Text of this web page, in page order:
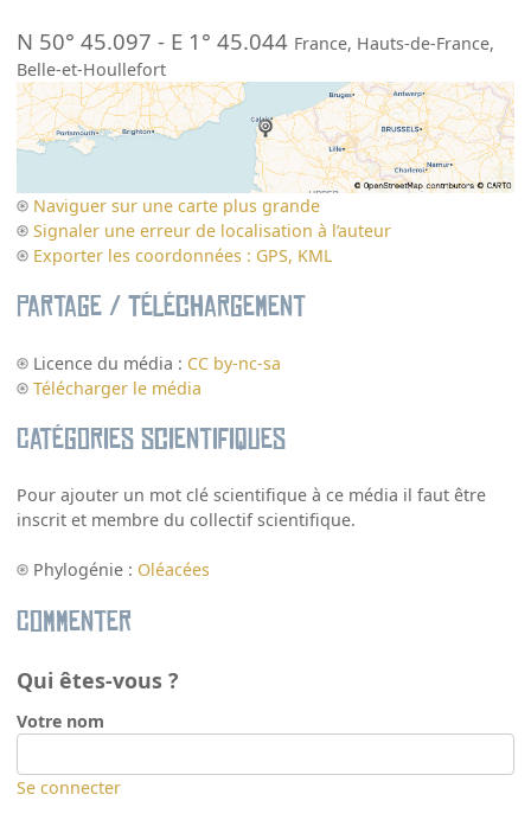
N 50° 45.097 - E 1° 45.044 France, Hauts-de-France,
Belle-et-Houllefort
Naviguer sur une carte plus grande
Signaler une erreur de localisation à l’auteur
Exporter les coordonnées : GPS, KML
Partage / Téléchargement
Licence du média : CC by-nc-sa
Télécharger le média
Catégories scientifiques
Pour ajouter un mot clé scientifique à ce média il faut être
inscrit et membre du collectif scientifique.
Phylogénie : Oléacées
Commenter
Qui êtes-vous ?
Votre nom
Se connecter